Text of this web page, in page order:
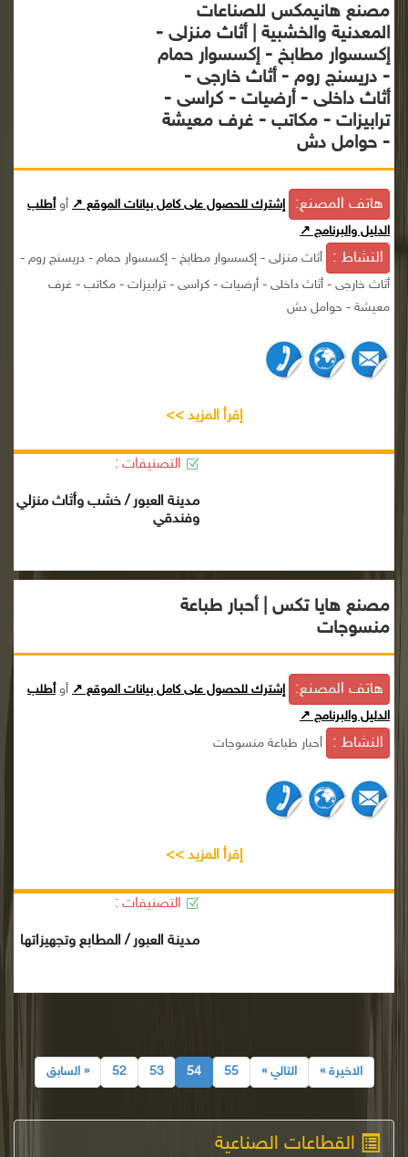
القطاعات الصناعية
مصنع هانيمكس للصناعات
المعدنية والخشبية | أثاث منزلى -
إكسسوار مطابخ - إكسسوار حمام
- دريسنج روم - أثاث خارجى -
أثاث داخلى - أرضيات - كراسى -
ترابيزات - مكاتب - غرف معيشة
- حوامل دش
هاتف المصنع: إشترك للحصول على كامل بيانات الموقع ↗ أوأطلب
الدليل والبرنامج ↗
النشاط :
أثاث منزلى - إكسسوار مطابخ - إكسسوار حمام - دريسنج روم -
أثاث خارجى - أثاث داخلى - أرضيات - كراسى - ترابيزات - مكاتب - غرف
معيشة - حوامل دش
إقرأ المزيد >>
التصنيفات :
مدينة العبور / خشب وأثاث منزلي
وفندقي
مصنع هايا تكس | أحبار طباعة
منسوجات
هاتف المصنع: إشترك للحصول على كامل بيانات الموقع ↗ أوأطلب
الدليل والبرنامج ↗
النشاط : أحبار طباعة منسوجات
إقرأ المزيد >>
التصنيفات :
مدينة العبور / المطابع وتجهيزاتها
« السابق 52 53 54 55 التالي » الاخيرة »